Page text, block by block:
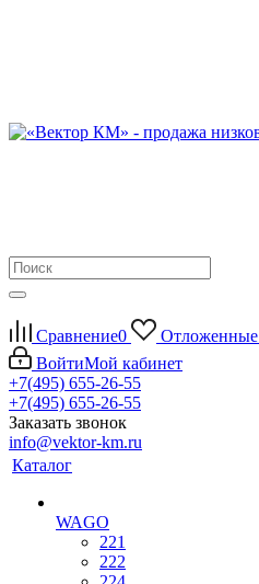
Сравнение0 Отложенные
ВойтиМой кабинет
+7(495) 655-26-55
+7(495) 655-26-55
Заказать звонок
info@vektor-km.ru
Каталог
WAGO
221
222